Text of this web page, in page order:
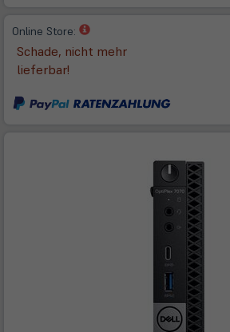
Online Store:
(öffnet
in
neuem
Schade, nicht mehr
lieferbar!